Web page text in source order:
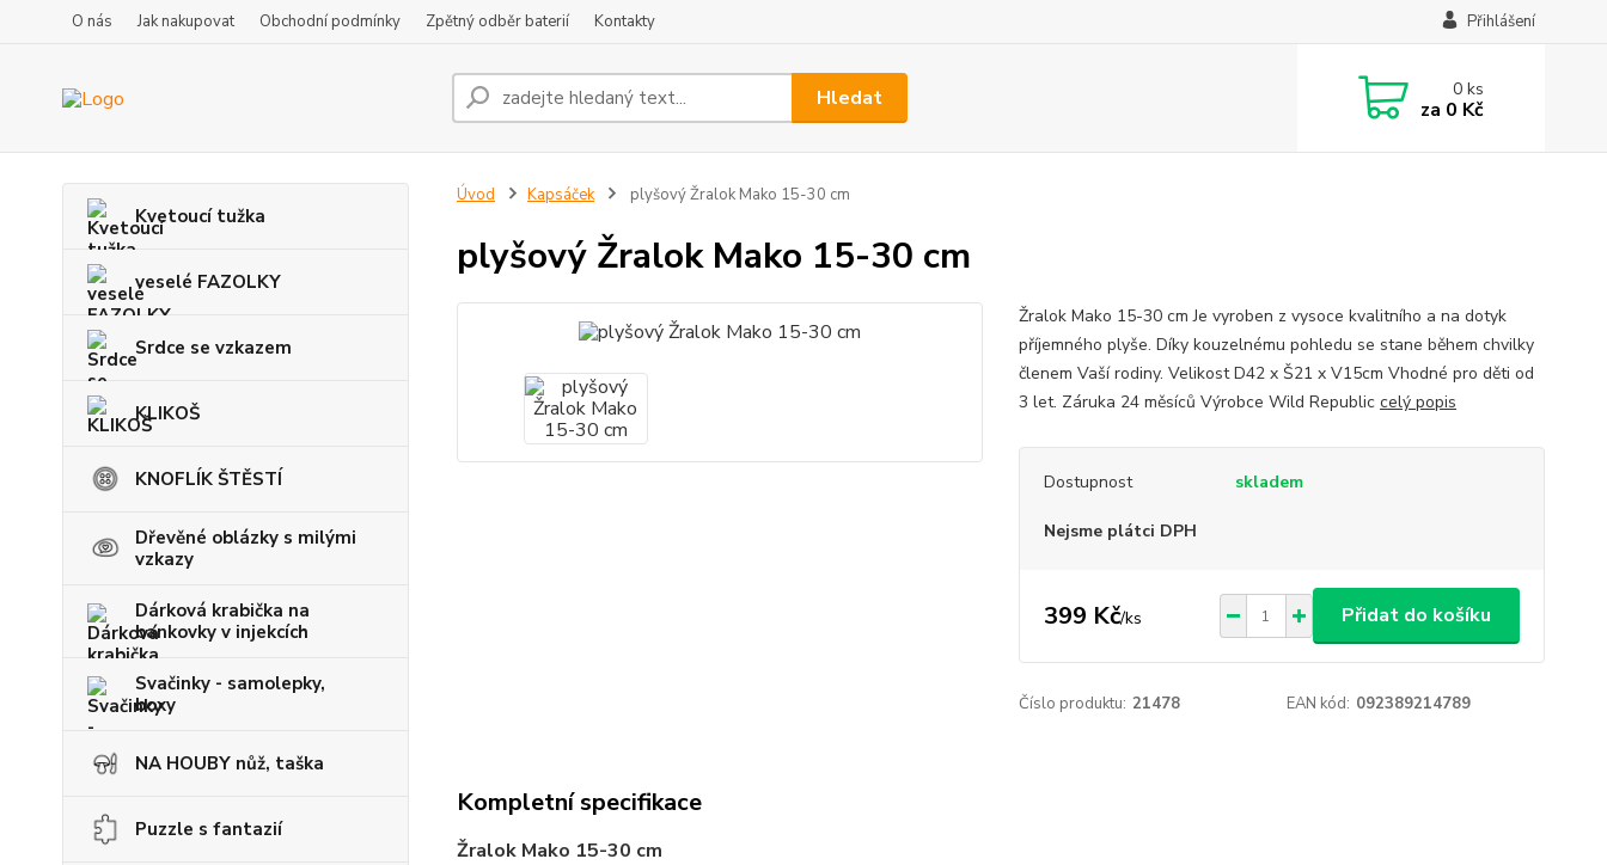
O nás Jak nakupovat Obchodní podmínky Zpětný odběr baterií Kontakty Přihlášení
Hledat 0ks
za 0 Kč
Kvetoucí tužka
veselé FAZOLKY
Srdce se vzkazem
KLIKOŠ
KNOFLÍK ŠTĚSTÍ
Dřevěné oblázky s milými
vzkazy
Dárková krabička na
bankovky v injekcích
Svačinky - samolepky,
boxy
NA HOUBY nůž, taška
Puzzle s fantazií
Úvod Kapsáček plyšový Žralok Mako 15-30 cm
plyšový Žralok Mako 15-30 cm
Žralok Mako 15-30 cm Je vyroben z vysoce kvalitního a na dotyk
příjemného plyše. Díky kouzelnému pohledu se stane během chvilky
členem Vaší rodiny. Velikost D42 x Š21 x V15cm Vhodné pro děti od
3 let. Záruka 24 měsíců Výrobce Wild Republic celý popis
Dostupnost skladem
Nejsme plátci DPH
399 Kč/ks Přidat do košíku
Číslo produktu: 21478 EAN kód: 092389214789
Kompletní specifikace
Žralok Mako 15-30 cm